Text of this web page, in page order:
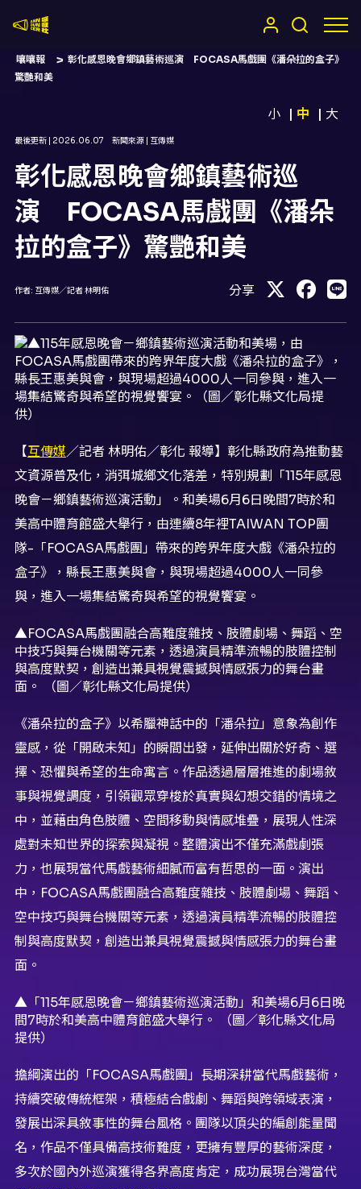
嚷嚷報
彰化感恩晚會鄉鎮藝術巡演 FOCASA馬戲團《潘朵拉的盒子》
驚艷和美
小 中 大
最後更新 | 2026.06.07 新聞來源 | 互傳媒
彰化感恩晚會鄉鎮藝術巡
演 FOCASA馬戲團《潘朵
拉的盒子》驚艷和美
作者: 互傳媒／記者 林明佑 分享
【互傳媒／記者 林明佑／彰化 報導】彰化縣政府為推動藝
文資源普及化，消弭城鄉文化落差，特別規劃「115年感恩
晚會－鄉鎮藝術巡演活動」。和美場6月6日晚間7時於和
美高中體育館盛大舉行，由連續8年裡TAIWAN TOP團
隊-「FOCASA馬戲團」帶來的跨界年度大戲《潘朵拉的
盒子》，縣長王惠美與會，與現場超過4000人一同參
與，進入一場集結驚奇與希望的視覺饗宴。
▲FOCASA馬戲團融合高難度雜技、肢體劇場、舞蹈、空
中技巧與舞台機關等元素，透過演員精準流暢的肢體控制
與高度默契，創造出兼具視覺震撼與情感張力的舞台畫
面。 （圖／彰化縣文化局提供）
《潘朵拉的盒子》以希臘神話中的「潘朵拉」意象為創作
靈感，從「開啟未知」的瞬間出發，延伸出關於好奇、選
擇、恐懼與希望的生命寓言。作品透過層層推進的劇場敘
事與視覺調度，引領觀眾穿梭於真實與幻想交錯的情境之
中，並藉由角色肢體、空間移動與情感堆疊，展現人性深
處對未知世界的探索與凝視。整體演出不僅充滿戲劇張
力，也展現當代馬戲藝術細膩而富有哲思的一面。演出
中，FOCASA馬戲團融合高難度雜技、肢體劇場、舞蹈、
空中技巧與舞台機關等元素，透過演員精準流暢的肢體控
制與高度默契，創造出兼具視覺震撼與情感張力的舞台畫
面。
▲「115年感恩晚會－鄉鎮藝術巡演活動」和美場6月6日晚
間7時於和美高中體育館盛大舉行。 （圖／彰化縣文化局
提供）
擔綱演出的「FOCASA馬戲團」長期深耕當代馬戲藝術，
持續突破傳統框架，積極結合戲劇、舞蹈與跨領域表演，
發展出深具敘事性的舞台風格。團隊以頂尖的編創能量聞
名，作品不僅具備高技術難度，更擁有豐厚的藝術深度，
多次於國內外巡演獲得各界高度肯定，成功展現台灣當代